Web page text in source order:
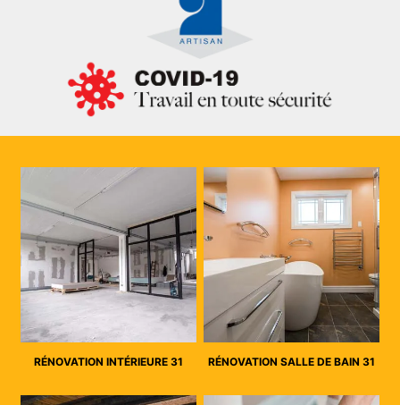
RÉNOVATION INTÉRIEURE 31 RÉNOVATION SALLE DE BAIN 31